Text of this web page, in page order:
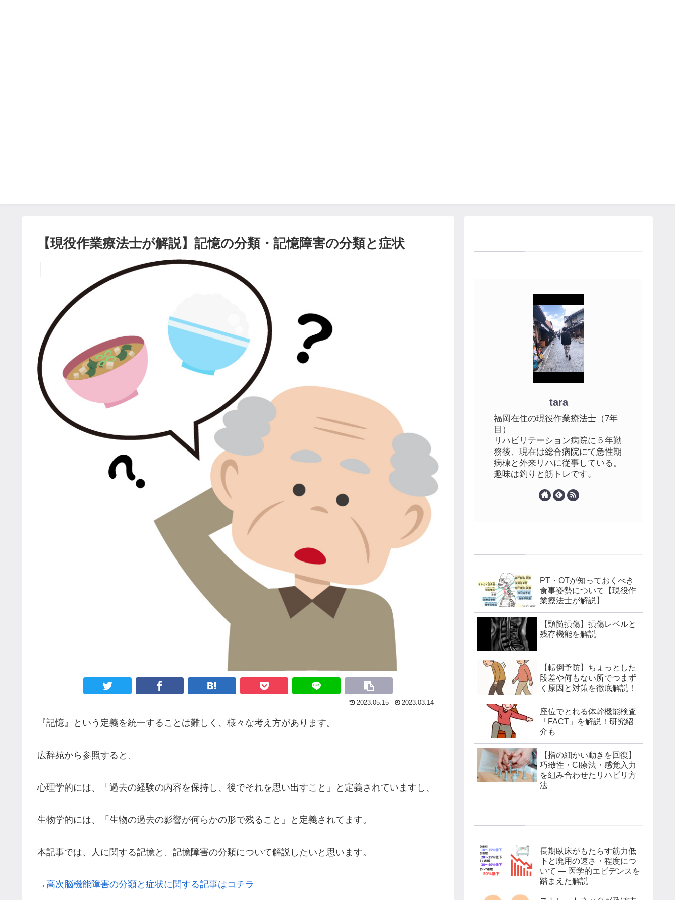
【現役作業療法士が解説】記憶の分類・記憶障害の分類と症状
2023.05.15 2023.03.14
『記憶』という定義を統一することは難しく、様々な考え方があります。
広辞苑から参照すると、
心理学的には、「過去の経験の内容を保持し、後でそれを思い出すこと」と定義されていますし、
生物学的には、「生物の過去の影響が何らかの形で残ること」と定義されてます。
本記事では、人に関する記憶と、記憶障害の分類について解説したいと思います。
→高次脳機能障害の分類と症状に関する記事はコチラ
tara
福岡在住の現役作業療法士（7年
目）
リハビリテーション病院に５年勤
務後、現在は総合病院にて急性期
病棟と外来リハに従事している。
趣味は釣りと筋トレです。
PT・OTが知っておくべき
食事姿勢について【現役作
業療法士が解説】
【頸髄損傷】損傷レベルと
残存機能を解説
【転倒予防】ちょっとした
段差や何もない所でつまず
く原因と対策を徹底解説！
座位でとれる体幹機能検査
「FACT」を解説！研究紹
介も
【指の細かい動きを回復】
巧緻性・CI療法・感覚入力
を組み合わせたリハビリ方
法
長期臥床がもたらす筋力低
下と廃用の速さ・程度につ
いて — 医学的エビデンスを
踏まえた解説